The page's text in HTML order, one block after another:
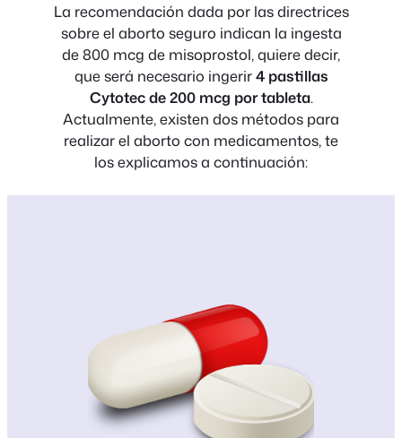
La recomendación dada por las directrices
sobre el aborto seguro indican la ingesta
de 800 mcg de misoprostol, quiere decir,
que será necesario ingerir4 pastillas
Cytotec de 200 mcg por tableta.
Actualmente, existen dos métodos para
realizar el aborto con medicamentos, te
los explicamos a continuación: